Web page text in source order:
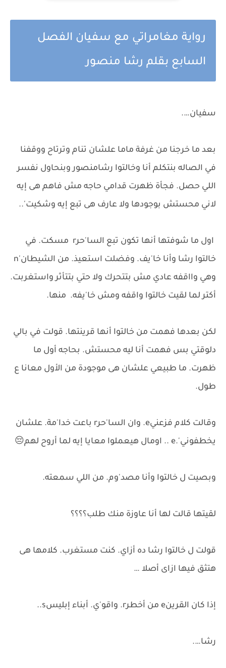
رواية مغامراتي مع سفيان الفصل
السابع بقلم رشا منصور
سفيان….
بعد ما خرجنا من غرفة ماما علشان تنام وترتاح ووقفنا
في الصاله بنتكلم أنا وخالتوا رشامنصور وبنحاول نفسر
اللي حصل. فجأة ظهرت قدامي حاجه مش فاهم هى إيه
لاني محستش بوجودها ولا عارف هى تبع إيه وشكيت'..
اول ما شوفتها أنها تكون تبع السا'حرr مسكت. في
خالتوا رشا وأنا خا'يف. وفضلت استعيذ. من الشيطان'n
وهي وااقفه عادي مش بتتحرك ولا حتي بتتأثر واستغربت.
أكتر لما لقيت خالتوا واقفه ومش خا'يفه. منها.
لكن بعدها فهمت من خالتوا أنها قرينتها. قولت في بالي
دلوقتي بس فهمت أنا ليه محستش. بحاجه أول ما
ظهرت. ما طبيعي علشان هى موجودة من الأول معانا ع
طول.
وقالت كلام فزعنيe. وان السا'حرr باعت خدا'مة. علشان
يخطفوني'.e .. اومال هيعملوا معايا إيه لما أروح لهم😔
وبصيت ل خالتوا وأنا مصد'وم. من اللي سمعته.
لقيتها قالت لها أنا عاوزة منك طلب؟؟؟؟
قولت ل خالتوا رشا ده أزاي. كنت مستغرب. كلامها هى
هتثق فيها ازاى أصلا …
إذا كان القرينe من أخطرr. واقو'ي. أبناء إبليسs..
رشا….